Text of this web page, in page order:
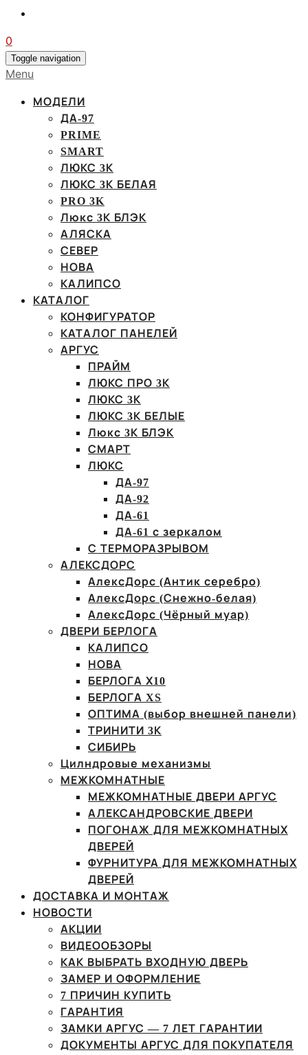
0
Toggle navigation
Menu
МОДЕЛИ
ДА-97
PRIME
SMART
ЛЮКС 3К
ЛЮКС 3К БЕЛАЯ
PRO 3K
Люкс 3К БЛЭК
АЛЯСКА
СЕВЕР
НОВА
КАЛИПСО
КАТАЛОГ
КОНФИГУРАТОР
КАТАЛОГ ПАНЕЛЕЙ
АРГУС
ПРАЙМ
ЛЮКС ПРО 3К
ЛЮКС 3К
ЛЮКС 3К БЕЛЫЕ
Люкс 3К БЛЭК
СМАРТ
ЛЮКС
ДА-97
ДА-92
ДА-61
ДА-61 с зеркалом
С ТЕРМОРАЗРЫВОМ
АЛЕКСДОРС
АлексДорс (Антик серебро)
АлексДорс (Снежно-белая)
АлексДорс (Чёрный муар)
ДВЕРИ БЕРЛОГА
КАЛИПСО
НОВА
БЕРЛОГА Х10
БЕРЛОГА XS
ОПТИМА (выбор внешней панели)
ТРИНИТИ 3К
СИБИРЬ
Цилндровые механизмы
МЕЖКОМНАТНЫЕ
МЕЖКОМНАТНЫЕ ДВЕРИ АРГУС
АЛЕКСАНДРОВСКИЕ ДВЕРИ
ПОГОНАЖ ДЛЯ МЕЖКОМНАТНЫХ
ДВЕРЕЙ
ФУРНИТУРА ДЛЯ МЕЖКОМНАТНЫХ
ДВЕРЕЙ
ДОСТАВКА И МОНТАЖ
НОВОСТИ
АКЦИИ
ВИДЕООБЗОРЫ
КАК ВЫБРАТЬ ВХОДНУЮ ДВЕРЬ
ЗАМЕР И ОФОРМЛЕНИЕ
7 ПРИЧИН КУПИТЬ
ГАРАНТИЯ
ЗАМКИ АРГУС — 7 ЛЕТ ГАРАНТИИ
ДОКУМЕНТЫ АРГУС ДЛЯ ПОКУПАТЕЛЯ